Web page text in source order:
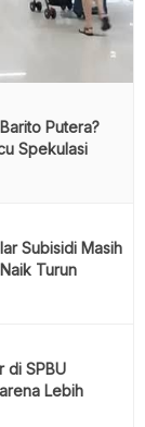
Putera?
Spekulasi
Subisidi Masih
Turun
di SPBU
Lebih